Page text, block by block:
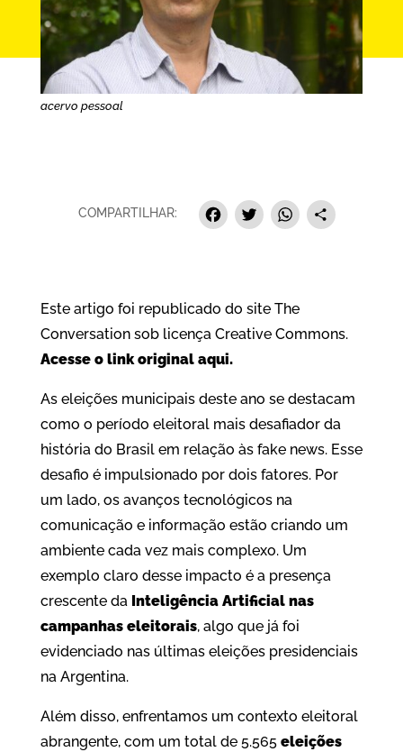
acervo pessoal
COMPARTILHAR: Facebook
Twitter
Este artigo foi republicado do site The
Conversation sob licença Creative Commons.
Acesse o link original aqui.
As eleições municipais deste ano se destacam
como o período eleitoral mais desafiador da
história do Brasil em relação às fake news. Esse
desafio é impulsionado por dois fatores. Por
um lado, os avanços tecnológicos na
comunicação e informação estão criando um
ambiente cada vez mais complexo. Um
exemplo claro desse impacto é a presença
crescente da Inteligência Artificial nas
campanhas eleitorais, algo que já foi
evidenciado nas últimas eleições presidenciais
na Argentina.
Além disso, enfrentamos um contexto eleitoral
abrangente, com um total de 5.565 eleições